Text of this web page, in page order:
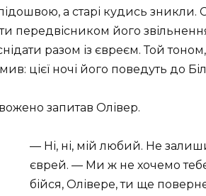
а старі кудись зникли.
передвісником його
разом із євреєм. Той
цієї ночі його поведуть до
запитав Олівер.
— Ні, ні, мій любий. Не
єврей. — Ми ж не хочемо
бійся, Олівере, ти ще